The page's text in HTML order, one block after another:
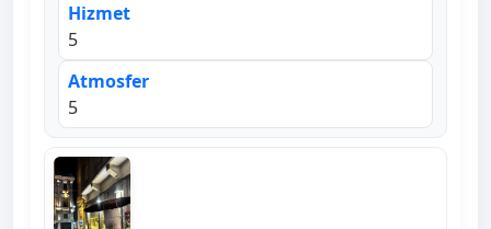
Hizmet
5
Atmosfer
5